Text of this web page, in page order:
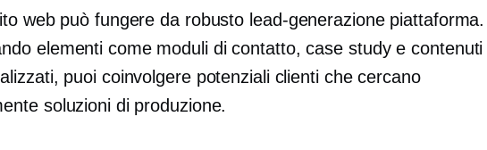
web può fungere da robusto lead-generazionepiattaforma.
elementi come moduli di contatto, case study e contenuti
puoi coinvolgere potenziali clienti che cercano
soluzioni di produzione.